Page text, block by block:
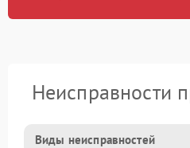
Неисправности
Виды неисправностей